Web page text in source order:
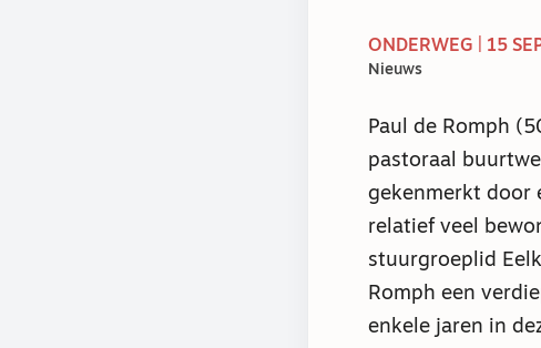
ONDERWEG | 15
Nieuws
Paul de Romph
pastoraal
gekenmerkt door
relatief veel
stuurgroeplid
Romph een
enkele jaren in